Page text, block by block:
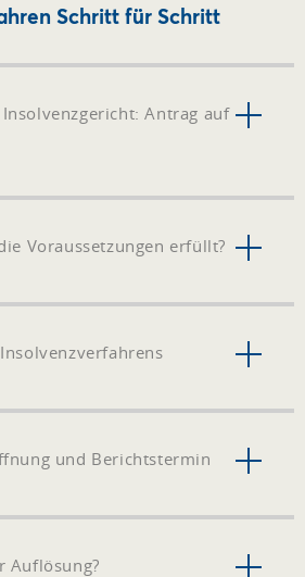
Schritt für Schritt
Antrag auf
Voraussetzungen erfüllt?
und Berichtstermin
Auflösung?